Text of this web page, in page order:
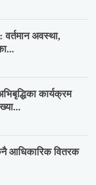
वर्तमान अवस्था,
कार्यक्रम
आधिकारिक वितरक